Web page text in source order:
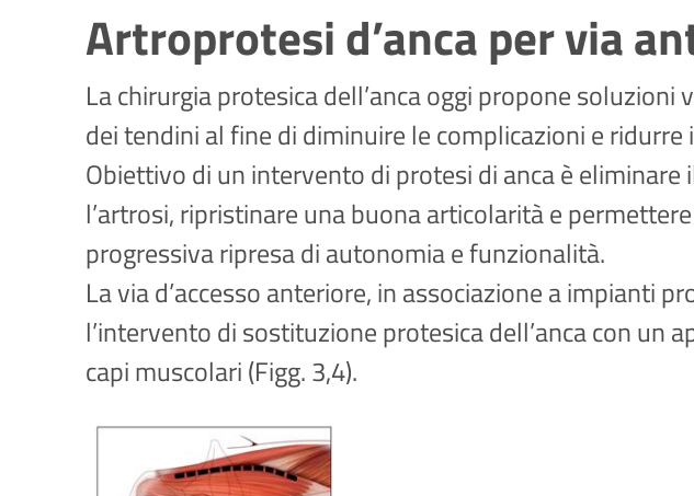
Artroprotesi d’anca per via
La chirurgia protesica dell’anca oggi propone
dei tendini al fine di diminuire le complicazioni e ridurre
Obiettivo di un intervento di protesi di anca è
l’artrosi, ripristinare una buona articolarità e
progressiva ripresa di autonomia e funzionalità.
La via d’accesso anteriore, in associazione a impianti
l’intervento di sostituzione protesica dell’anca con un
capi muscolari (Figg. 3,4).